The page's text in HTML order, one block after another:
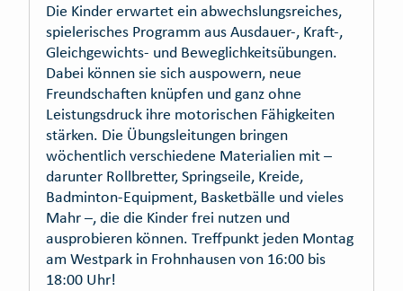
Die Kinder erwartet ein abwechslungsreiches,
spielerisches Programm aus Ausdauer-, Kraft-,
Gleichgewichts- und Beweglichkeitsübungen.
Dabei können sie sich auspowern, neue
Freundschaften knüpfen und ganz ohne
Leistungsdruck ihre motorischen Fähigkeiten
stärken. Die Übungsleitungen bringen
wöchentlich verschiedene Materialien mit –
darunter Rollbretter, Springseile, Kreide,
Badminton-Equipment, Basketbälle und vieles
Mahr –, die die Kinder frei nutzen und
ausprobieren können. Treffpunkt jeden Montag
am Westpark in Frohnhausen von 16:00 bis
18:00 Uhr!